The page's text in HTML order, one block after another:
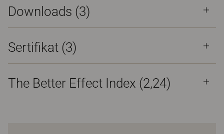
Downloads (3)
Sertifikat (3)
The Better Effect Index (2,24)